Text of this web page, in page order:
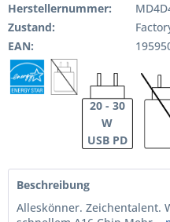
Herstellernummer:
Zustand:
EAN:
20 - 30
W
USB PD
Beschreibung
Alleskönner. Zeichentalent.